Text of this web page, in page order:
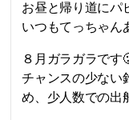
お昼と帰り道に
いつもてっちゃん
８月ガラガラです
チャンスの少ない
め、少人数での出